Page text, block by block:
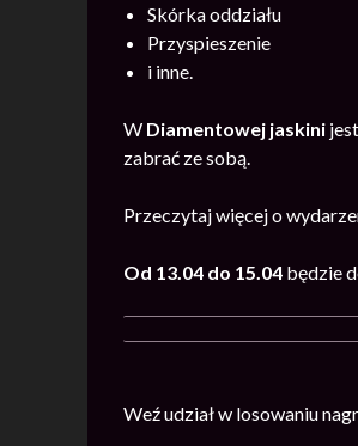
Skórka oddziału
Przyspieszenie
i inne.
W Diamentowej jaskini
zabrać ze sobą.
Przeczytaj więcej o
Od 13.04 do 15.04 będzie
Weź udział w losowaniu